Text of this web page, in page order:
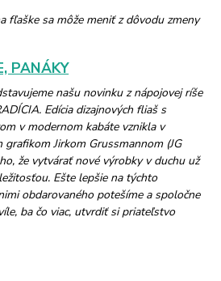
fľaške sa môže meniť z dôvodu zmeny
PANÁKY
našu novinku z nápojovej ríše
Edícia dizajnových fliaš s
v modernom kabáte vznikla v
Jirkom Grussmannom (JG
že vytvárať nové výrobky v duchu už
Ešte lepšie na týchto
obdarovaného potešíme a spoločne
ba čo viac, utvrdiť si priateľstvo